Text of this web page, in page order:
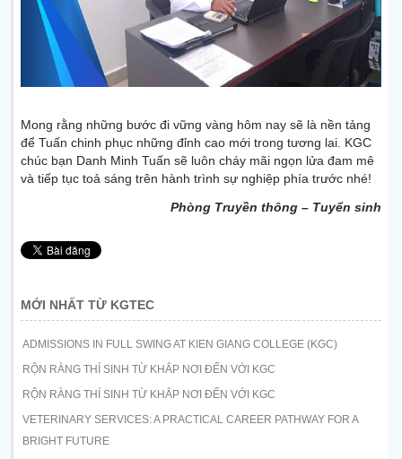
Mong rằng những bước đi vững vàng hôm nay sẽ là nền tảng
để Tuấn chinh phục những đỉnh cao mới trong tương lai. KGC
chúc bạn Danh Minh Tuấn sẽ luôn cháy mãi ngọn lửa đam mê
và tiếp tục toả sáng trên hành trình sự nghiệp phía trước nhé!
Phòng Truyền thông – Tuyển sinh
MỚI NHẤT TỪ KGTEC
ADMISSIONS IN FULL SWING AT KIEN GIANG COLLEGE (KGC)
RỘN RÀNG THÍ SINH TỪ KHẮP NƠI ĐẾN VỚI KGC
RỘN RÀNG THÍ SINH TỪ KHẮP NƠI ĐẾN VỚI KGC
VETERINARY SERVICES: A PRACTICAL CAREER PATHWAY FOR A
BRIGHT FUTURE